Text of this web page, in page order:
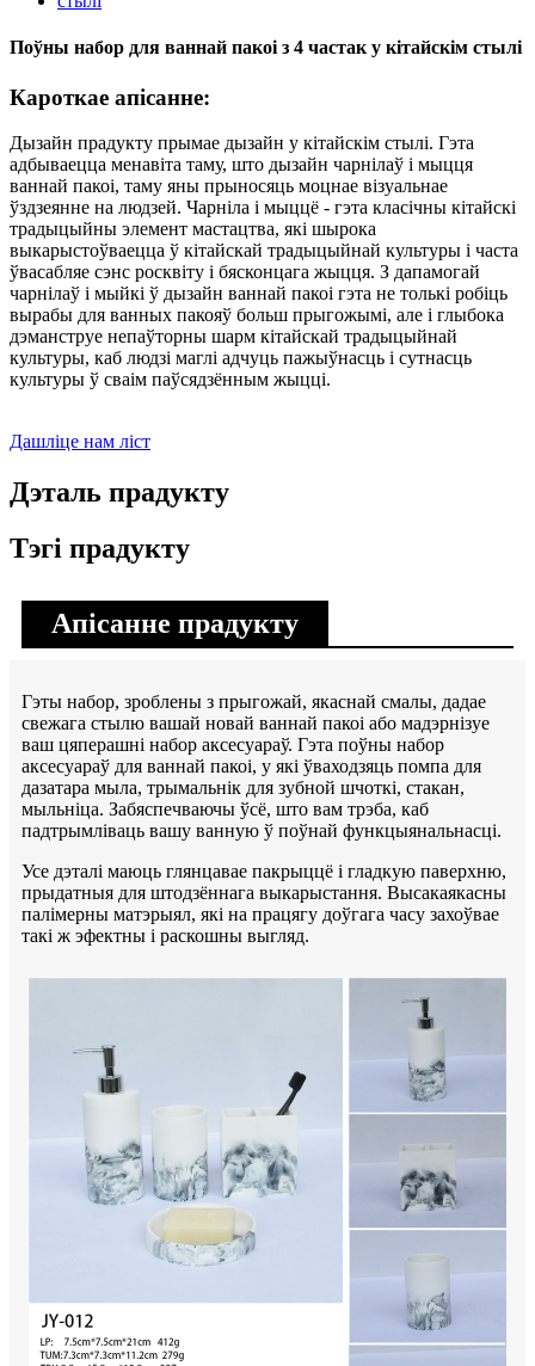
Поўны набор для ваннай пакоі з 4 частак у кітайскім стылі
Кароткае апісанне:
Дызайн прадукту прымае дызайн у кітайскім стылі. Гэта
адбываецца менавіта таму, што дызайн чарнілаў і мыцця
ваннай пакоі, таму яны прыносяць моцнае візуальнае
ўздзеянне на людзей. Чарніла і мыццё - гэта класічны кітайскі
традыцыйны элемент мастацтва, які шырока
выкарыстоўваецца ў кітайскай традыцыйнай культуры і часта
ўвасабляе сэнс росквіту і бясконцага жыцця. З дапамогай
чарнілаў і мыйкі ў дызайн ваннай пакоі гэта не толькі робіць
вырабы для ванных пакояў больш прыгожымі, але і глыбока
дэманструе непаўторны шарм кітайскай традыцыйнай
культуры, каб людзі маглі адчуць пажыўнасць і сутнасць
культуры ў сваім паўсядзённым жыцці.
Дашліце нам ліст
Дэталь прадукту
Тэгі прадукту
Апісанне прадукту
Гэты набор, зроблены з прыгожай, якаснай смалы, дадае
свежага стылю вашай новай ваннай пакоі або мадэрнізуе
ваш цяперашні набор аксесуараў. Гэта поўны набор
аксесуараў для ваннай пакоі, у які ўваходзяць помпа для
дазатара мыла, трымальнік для зубной шчоткі, стакан,
мыльніца. Забяспечваючы ўсё, што вам трэба, каб
падтрымліваць вашу ванную ў поўнай функцыянальнасці.
Усе дэталі маюць глянцавае пакрыццё і гладкую паверхню,
прыдатныя для штодзённага выкарыстання. Высакаякасны
палімерны матэрыял, які на працягу доўгага часу захоўвае
такі ж эфектны і раскошны выгляд.